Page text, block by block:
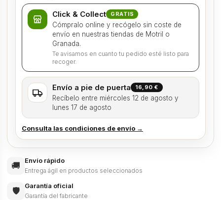
Click & Collect GRATIS
Cómpralo online y recógelo sin coste de
envío en nuestras tiendas de Motril o
Granada.
Te avisamos en cuanto tu pedido esté listo para
recoger.
Envío a pie de puerta 16,90 €
Recíbelo entre miércoles 12 de agosto y
lunes 17 de agosto
Consulta las condiciones de envío →
🚚 Envío rápido
Entrega ágil en productos seleccionados
🛡️ Garantía oficial
Garantía del fabricante